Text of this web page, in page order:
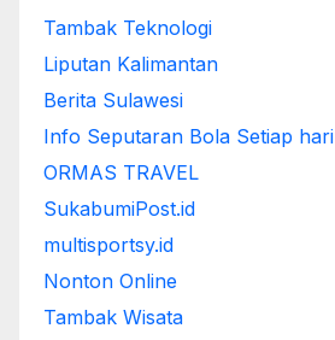
Tambak Teknologi
Liputan Kalimantan
Berita Sulawesi
Info Seputaran Bola Setiap hari
ORMAS TRAVEL
SukabumiPost.id
multisportsy.id
Nonton Online
Tambak Wisata